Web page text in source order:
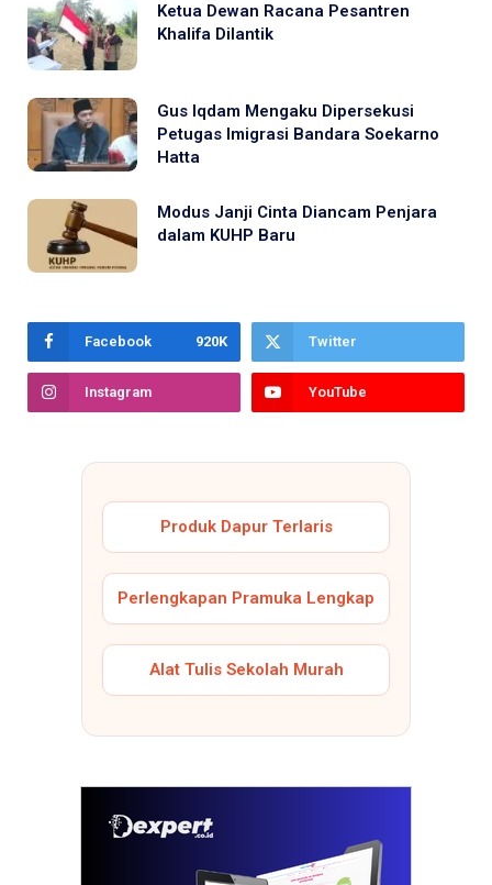
Ketua Dewan Racana Pesantren
Khalifa Dilantik
Gus Iqdam Mengaku Dipersekusi
Petugas Imigrasi Bandara Soekarno
Hatta
Modus Janji Cinta Diancam Penjara
dalam KUHP Baru
Facebook 920K Twitter
Instagram YouTube
Produk Dapur Terlaris
Perlengkapan Pramuka Lengkap
Alat Tulis Sekolah Murah